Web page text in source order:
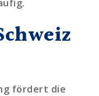
fördert die